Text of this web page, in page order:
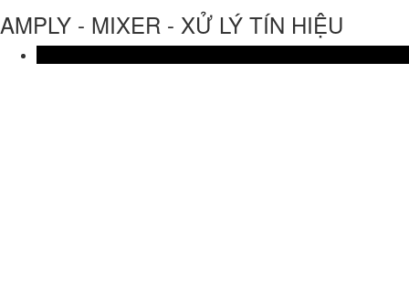
AMPLY - MIXER - XỬ LÝ TÍN HIỆU